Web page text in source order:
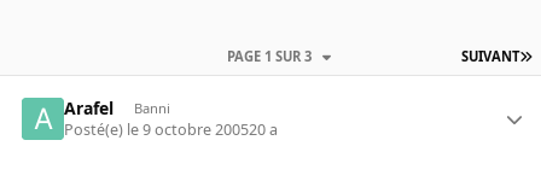
SUIVANT
PAGE 1 SUR 3
Arafel Banni
Posté(e) le 9 octobre 200520 a